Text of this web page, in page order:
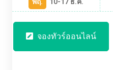
จองทัวร์ออนไลน์